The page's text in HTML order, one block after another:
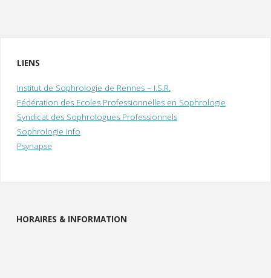
LIENS
Institut de Sophrologie de Rennes – I.S.R.
Fédération des Ecoles Professionnelles en Sophrologie
Syndicat des Sophrologues Professionnels
Sophrologie Info
Psynapse
HORAIRES & INFORMATION